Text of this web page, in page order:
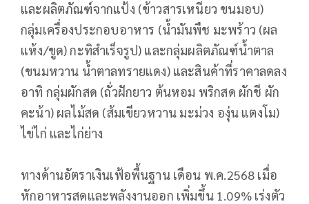
และผลิตภัณฑ์จากแป้ง (ข้าวสารเหนียว ขนมอบ)
กลุ่มเครื่องประกอบอาหาร (น้ำมันพืช มะพร้าว (ผล
แห้ง/ขูด) กะทิสำเร็จรูป) และกลุ่มผลิตภัณฑ์น้ำตาล
(ขนมหวาน น้ำตาลทรายแดง) และสินค้าที่ราคาลดลง
อาทิ กลุ่มผักสด (ถั่วฝักยาว ต้นหอม พริกสด ผักชี ผัก
คะน้า) ผลไม้สด (ส้มเขียวหวาน มะม่วง องุ่น แตงโม)
ไข่ไก่ และไก่ย่าง
ทางด้านอัตราเงินเฟ้อพื้นฐาน เดือน พ.ค.2568 เมื่อ
หักอาหารสดและพลังงานออก เพิ่มขึ้น 1.09% เร่งตัว